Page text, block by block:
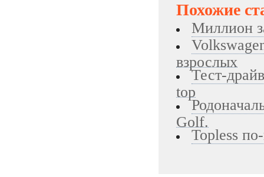
Похожие
Миллион
взрослых
Тест-
top
Golf.
Topless